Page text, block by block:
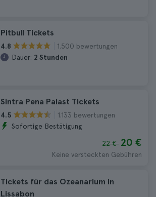
Pitbull Tickets
4.8
1.500 bewertungen
Dauer: 2 Stunden
Sintra Pena Palast Tickets
4.5
1.133 bewertungen
Sofortige Bestätigung
22 € 20 €
Keine versteckten Gebühren
Tickets für das Ozeanarium in
Lissabon